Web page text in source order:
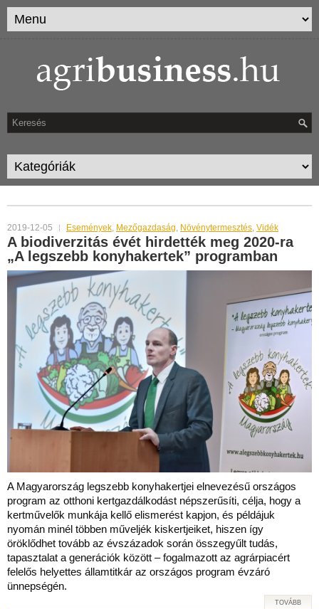
2019-12-05 Események, Mezőgazdaság, Növénytermesztés, Vidék
A biodiverzitás évét hirdették meg 2020-ra
„A legszebb konyhakertek” programban
A Magyarország legszebb konyhakertjei elnevezésű országos
program az otthoni kertgazdálkodást népszerűsíti, célja, hogy a
kertművelők munkája kellő elismerést kapjon, és példájuk
nyomán minél többen műveljék kiskertjeiket, hiszen így
öröklődhet tovább az évszázadok során összegyűlt tudás,
tapasztalat a generációk között – fogalmazott az agrárpiacért
felelős helyettes államtitkár az országos program évzáró
ünnepségén.
TOVÁBB